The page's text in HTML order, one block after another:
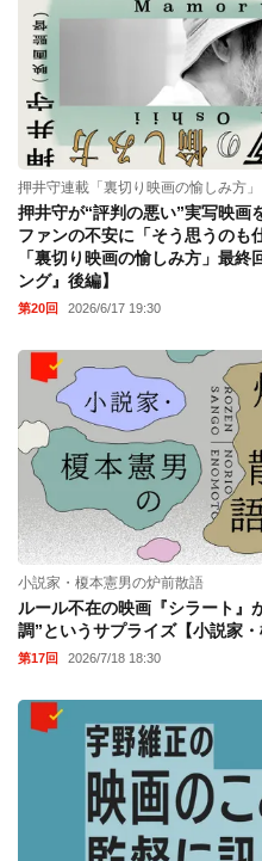
押井守連載「裏切り映画の愉しみ方」
押井守が“評判の悪い”実写映画
ファンの不安に「そう思うのも
「裏切り映画の愉しみ方」最
ング』後編】
第20回 2026/6/17 19:30
小説家・榎本憲男の炉前散語
ルール不在の映画『シラート』
調”というサプライズ【小説家・
第17回 2026/7/18 18:30